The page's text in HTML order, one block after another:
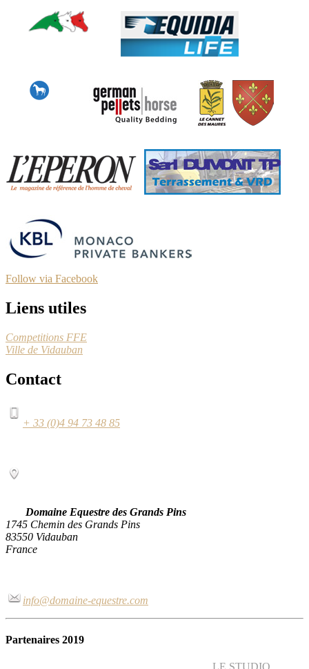
Follow via Facebook
Liens utiles
Competitions FFE
Ville de Vidauban
Contact
+ 33 (0)4 94 73 48 85
Domaine Equestre des Grands Pins
1745 Chemin des Grands Pins
83550 Vidauban
France
info@domaine-equestre.com
Partenaires 2019
LE STUDIO